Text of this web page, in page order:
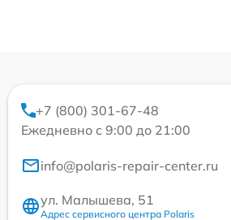
+7 (800) 301-67-48
Ежедневно с 9:00 до 21:00
info@polaris-repair-center.ru
ул. Малышева, 51
Адрес сервисного центра Polaris